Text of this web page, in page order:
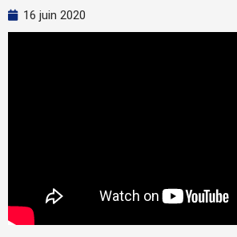
16 juin 2020